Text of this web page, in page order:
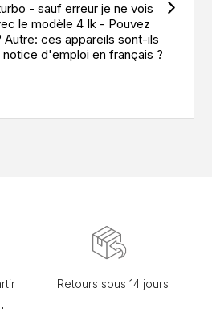
- sauf erreur je ne vois
le modèle 4 Ik - Pouvez
Autre: ces appareils sont-ils
d'emploi en français ?
Retours sous 14 jours